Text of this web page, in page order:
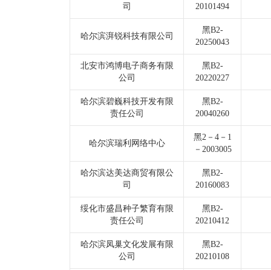
司
20101494
哈尔滨湃锐科技有限公司
黑B2-
20250043
北安市鸿博电子商务有限
公司
黑B2-
20220227
哈尔滨碧巍科技开发有限
责任公司
黑B2-
20040260
哈尔滨瑞利网络中心
黑2－4－1
－2003005
哈尔滨达美达商贸有限公
司
黑B2-
20160083
绥化市盛昌种子繁育有限
责任公司
黑B2-
20210412
哈尔滨凤巢文化发展有限
公司
黑B2-
20210108